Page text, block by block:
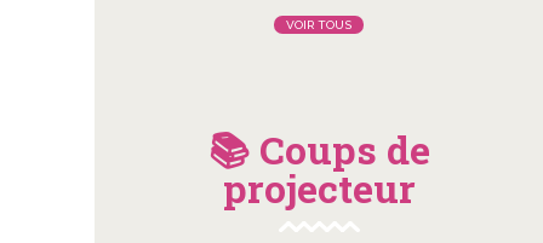
VOIR TOUS
📚 Coups de
projecteur